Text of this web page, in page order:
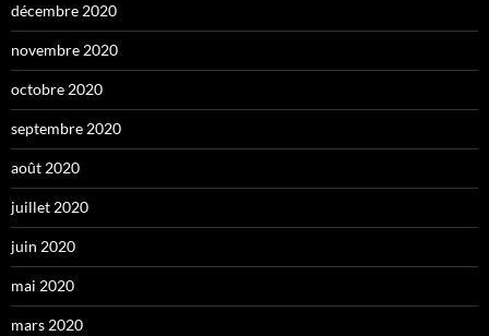
décembre 2020
novembre 2020
octobre 2020
septembre 2020
août 2020
juillet 2020
juin 2020
mai 2020
mars 2020